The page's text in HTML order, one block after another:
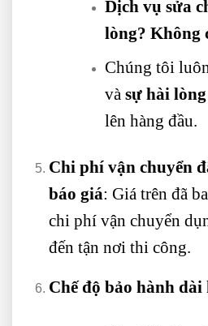
Dịch vụ sửa
lòng? Không
Chúng tôi
và sự hài
lên hàng đầu.
Chi phí vận chuyển
báo giá: Giá trên đã
chi phí vận chuyển
đến tận nơi thi công.
Chế độ bảo hành dài